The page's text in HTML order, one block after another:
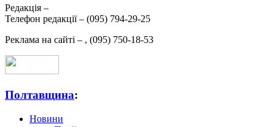
Редакція –
Телефон редакції – (095) 794-29-25
Реклама на сайті – , (095) 750-18-53
Полтавщина:
Новини